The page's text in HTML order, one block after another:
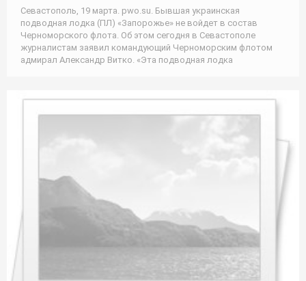
Севастополь, 19 марта. pwo.su. Бывшая украинская
подводная лодка (ПЛ) «Запорожье» не войдет в состав
Черноморского флота. Об этом сегодня в Севастополе
журналистам заявил командующий Черноморским флотом
адмирал Александр Витко. «Эта подводная лодка